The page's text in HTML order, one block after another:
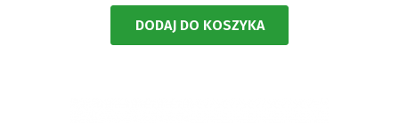
DODAJ DO KOSZYKA